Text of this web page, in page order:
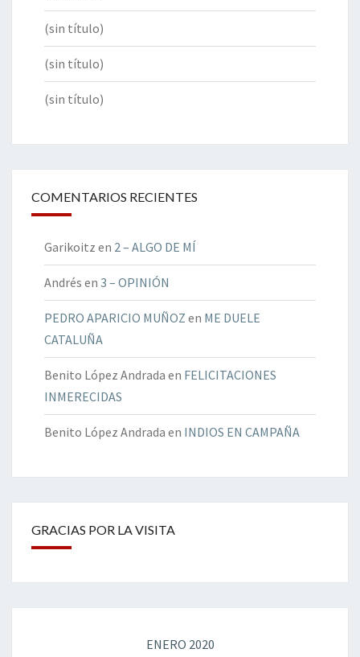
(sin título)
(sin título)
(sin título)
COMENTARIOS RECIENTES
Garikoitz en 2 – ALGO DE MÍ
Andrés en 3 – OPINIÓN
PEDRO APARICIO MUÑOZ en ME DUELE
CATALUÑA
Benito López Andrada en FELICITACIONES
INMERECIDAS
Benito López Andrada en INDIOS EN CAMPAÑA
GRACIAS POR LA VISITA
ENERO 2020